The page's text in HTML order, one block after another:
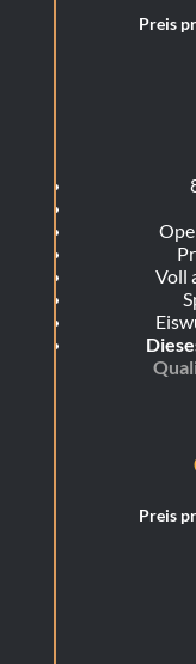
Preis
Voll
Preis